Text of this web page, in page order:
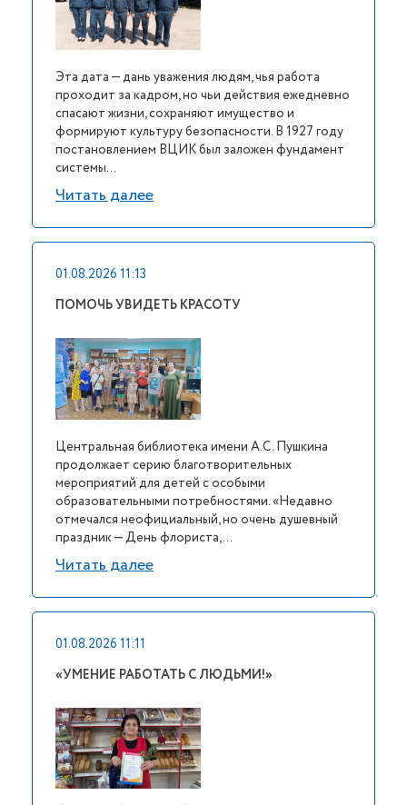
Эта дата — дань уважения людям, чья работа
проходит за кадром, но чьи действия ежедневно
спасают жизни, сохраняют имущество и
формируют культуру безопасности. В 1927 году
постановлением ВЦИК был заложен фундамент
системы...
Читать далее
01.08.2026 11:13
ПОМОЧЬ УВИДЕТЬ КРАСОТУ
Центральная библиотека имени А.С. Пушкина
продолжает серию благотворительных
мероприятий для детей с особыми
образовательными потребностями. «Недавно
отмечался неофициальный, но очень душевный
праздник — День флориста, ...
Читать далее
01.08.2026 11:11
«УМЕНИЕ РАБОТАТЬ С ЛЮДЬМИ!»